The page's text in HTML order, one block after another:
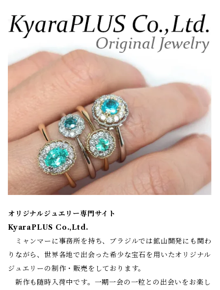
オリジナルジュエリー専門サイト
KyaraPLUS Co.,Ltd.
ミャンマーに事務所を持ち、ブラジルでは鉱山開発にも関わ
りながら、世界各地で出会った希少な宝石を用いたオリジナル
ジュエリーの制作・販売をしております。
新作も随時入荷中です。一期一会の一粒との出会いをお楽し